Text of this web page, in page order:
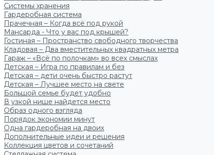
Системы хранения
Гардеробная система
Прачечная – Когда всё под рукой
Мансарда - Что у вас под крышей?
Гостиная – Пространство свободного творчества
Кладовая – Два вместительных квадратных метра
Гараж – «Всё по полочкам» во всех смыслах
Детская – Игра по правилам и без
Детская – дети очень быстро растут
Детская – Лучшее место на свете
Большой семье будет удобно
В узкой нише найдется место
Образ одного взгляда
Порядок экономии минут
Одна гардеробная на двоих
Дополнительные идеи и решения
Коллекция цветов и сочетаний